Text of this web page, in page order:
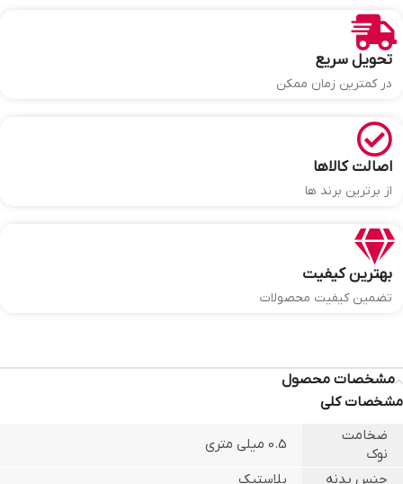
تحویل سریع
در کمترین زمان ممکن
اصالت کالاها
از برترین برند ها
بهترین کیفیت
تضمین کیفیت محصولات
مشخصات محصول
مشخصات کلی
ضخامت
نوک
0.5 میلی متری
جنس بدنه
پلاستیک